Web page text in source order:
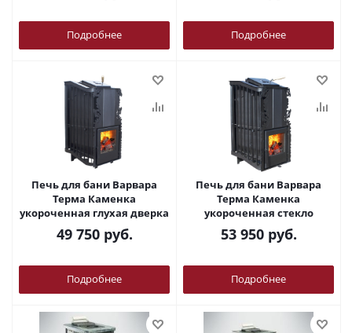
Подробнее Подробнее
Печь для бани Варвара
Терма Каменка
укороченная глухая дверка
49 750руб.
Подробнее
Печь для бани Варвара
Терма Каменка
укороченная стекло
53 950руб.
Подробнее